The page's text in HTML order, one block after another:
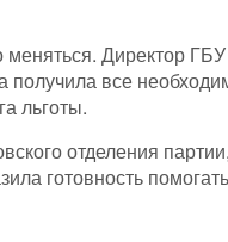
меняться. Директор
получила все
льготы.
отделения
готовность